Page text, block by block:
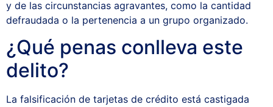
y de las circunstancias agravantes, como la cantidad
defraudada o la pertenencia a un grupo organizado.
¿Qué penas conlleva este
delito?
La falsificación de tarjetas de crédito está castigada